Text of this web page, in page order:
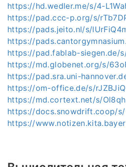
https://hd.wedler.me/s/4-
https://pad.ccc-p.org/s/
https://pads.jeito.nl/s/
https://
https://pad.fablab-siegen.de/
https://md.globenet.org/s/
https://pad.sra.uni-
https://om-office.de/s/
https://md.cortext.net/s/
https://docs.snowdrift.coop/
https://